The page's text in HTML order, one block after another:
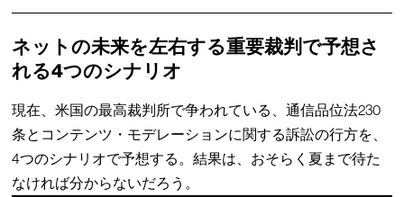
ネットの未来を左右する重要裁判で予想さ
れる4つのシナリオ
現在、米国の最高裁判所で争われている、通信品位法230
条とコンテンツ・モデレーションに関する訴訟の行方を、
4つのシナリオで予想する。結果は、おそらく夏まで待た
なければ分からないだろう。